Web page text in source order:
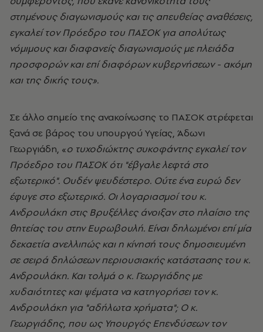
στημένους διαγωνισμούς και τις απευθείας αναθέσεις,
εγκαλεί τον Πρόεδρο του ΠΑΣΟΚ για απολύτως
νόμιμους και διαφανείς διαγωνισμούς με πλειάδα
προσφορών και επί διαφόρων κυβερνήσεων - ακόμη
και της δικής τους».
Σε άλλο σημείο της ανακοίνωσης το ΠΑΣΟΚ στρέφεται
ξανά σε βάρος του υπουργού Υγείας, Άδωνι
Γεωργιάδη, «ο τυχοδιώκτης συκοφάντης εγκαλεί τον
Πρόεδρο του ΠΑΣΟΚ ότι "έβγαλε λεφτά στο
εξωτερικό". Ουδέν ψευδέστερο. Ούτε ένα ευρώ δεν
έφυγε στο εξωτερικό. Οι λογαριασμοί του κ.
Ανδρουλάκη στις Βρυξέλλες άνοιξαν στο πλαίσιο της
θητείας του στην Ευρωβουλή. Είναι δηλωμένοι επί μία
δεκαετία ανελλιπώς και η κίνησή τους δημοσιευμένη
σε σειρά δηλώσεων περιουσιακής κατάστασης του κ.
Ανδρουλάκη. Και τολμά ο κ. Γεωργιάδης με
χυδαιότητες και ψέματα να κατηγορήσει τον κ.
Ανδρουλάκη για "αδήλωτα χρήματα"; Ο κ.
Γεωργιάδης, που ως Υπουργός Επενδύσεων τον